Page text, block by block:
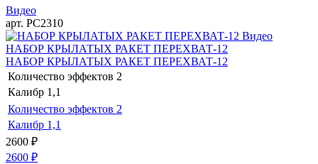
Видео
арт. РС2310
Видео
НАБОР КРЫЛАТЫХ РАКЕТ ПЕРЕХВАТ-12
НАБОР КРЫЛАТЫХ РАКЕТ ПЕРЕХВАТ-12
Количество эффектов 2
Калибр 1,1
Количество эффектов 2
Калибр 1,1
2600 ₽
2600 ₽